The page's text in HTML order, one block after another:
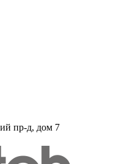
пр-д, дом 7